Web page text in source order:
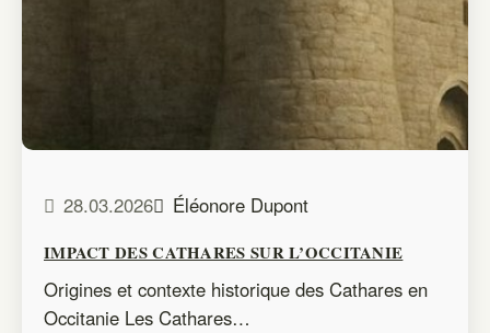
28.03.2026 Éléonore Dupont
IMPACT DES CATHARES SUR L’OCCITANIE
Origines et contexte historique des Cathares en
Occitanie Les Cathares…